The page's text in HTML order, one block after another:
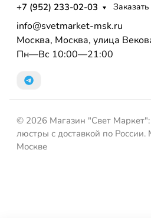
+7 (952) 233-02-03
info@svetmarket-msk.ru
Москва, Москва, улица
Пн—Вс 10:00—21:00
© 2026 Магазин "Свет
люстры с доставкой по
Москве